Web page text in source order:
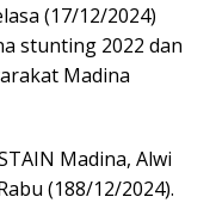
(17/12/2024)
stunting 2022 dan
Madina
Madina, Alwi
(188/12/2024).